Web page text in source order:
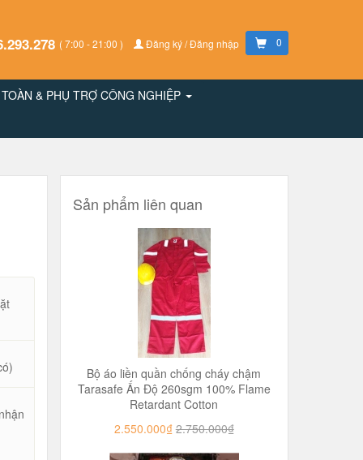
( 7:00 - 21:00 ) Đăng ký / Đăng nhập 0
& PHỤ TRỢ CÔNG NGHIỆP
Sản phẩm liên quan
Bộ áo liền quần chống cháy chậm
Tarasafe Ấn Độ 260sgm 100% Flame
Retardant Cotton
2.550.000₫ 2.750.000₫